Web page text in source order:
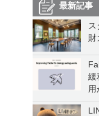
最新記事
財
緩
用